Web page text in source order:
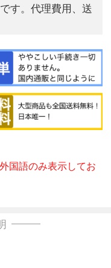
す。代理費用、送
国語のみ表示してお